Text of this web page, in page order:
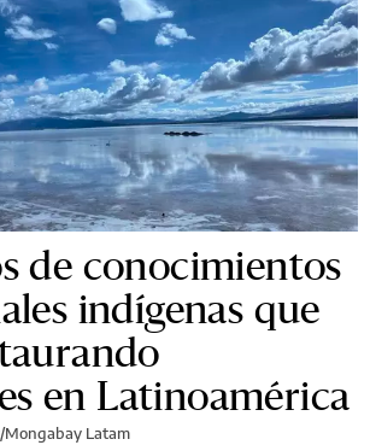
de conocimientos
indígenas que
en Latinoamérica
Mongabay Latam